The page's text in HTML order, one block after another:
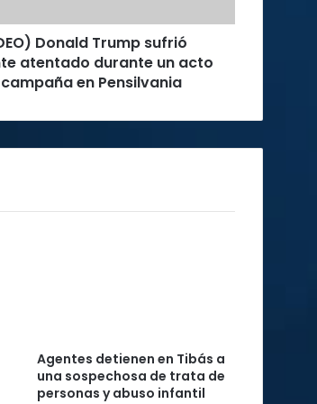
Donald Trump sufrió
atentado durante un acto
en Pensilvania
Agentes detienen en Tibás a
una sospechosa de trata de
personas y abuso infantil